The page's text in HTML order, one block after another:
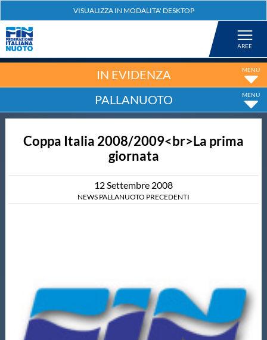
Nuoto
Tuffi
Master
Formazione
IN EVIDENZA
PALLANUOTO
Coppa Italia 2008/2009<br>La prima
giornata
12Settembre 2008
NEWS PALLANUOTO PRECEDENTI